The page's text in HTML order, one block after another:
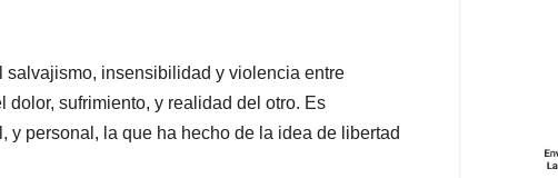
salvajismo, insensibilidad y violencia entre
dolor, sufrimiento, y realidad del otro. Es
personal, la que ha hecho de la idea de libertad